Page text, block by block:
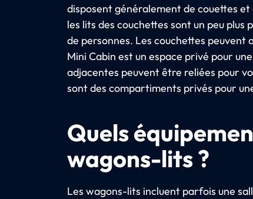
disposent généralement de couettes
les lits des couchettes sont un peu
de personnes. Les couchettes peuvent
Mini Cabin est un espace privé pour
adjacentes peuvent être reliées pour
sont des compartiments privés pour
Quels
wagons-lits ?
Les wagons-lits incluent parfois une